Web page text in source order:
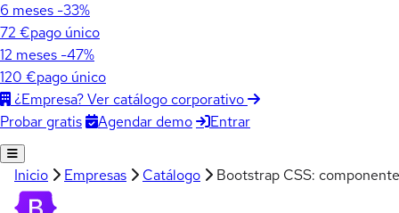
6 meses -33%
72 €pago único
12 meses -47%
120 €pago único
¿Empresa? Ver catálogo corporativo
Probar gratis
Agendar demo Entrar
Inicio Empresas Catálogo Bootstrap CSS: